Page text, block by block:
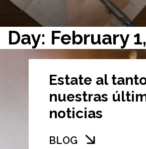
Day: February
Estate al
nuestras
noticias
BLOG